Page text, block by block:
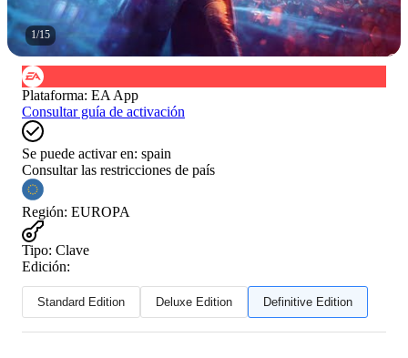
1/15
Plataforma: EA App
Consultar guía de activación
Se puede activar en: spain
Consultar las restricciones de país
Región: EUROPA
Tipo: Clave
Edición:
Standard Edition Deluxe Edition Definitive Edition